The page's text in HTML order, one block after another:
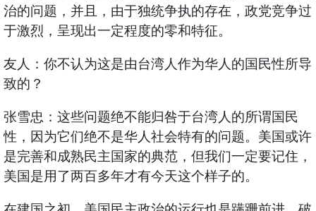
治的问题，并且，由于独统争执的存在，政党竞争过
于激烈，呈现出一定程度的零和特征。
友人：你不认为这是由台湾人作为华人的国民性所导
致的？
张雪忠：这些问题绝不能归咎于台湾人的所谓国民
性，因为它们绝不是华人社会特有的问题。美国或许
是完善和成熟民主国家的典范，但我们一定要记住，
美国是用了两百多年才有今天这个样子的。